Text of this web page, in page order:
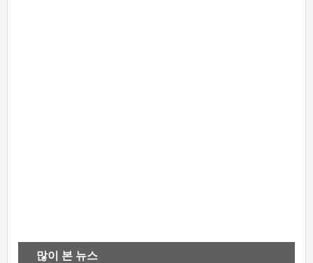
많이 본 뉴스